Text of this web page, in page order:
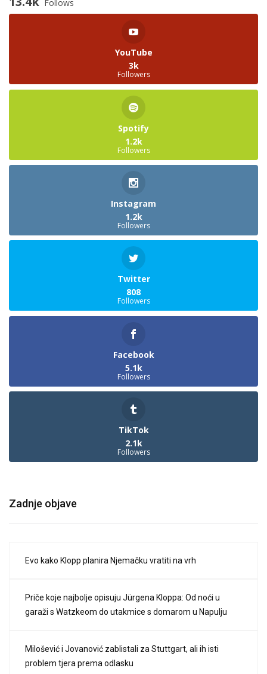
Follows
YouTube
3k
Followers
Spotify
1.2k
Followers
Instagram
1.2k
Followers
Twitter
808
Followers
Facebook
5.1k
Followers
TikTok
2.1k
Followers
Zadnje objave
Evo kako Klopp planira Njemačku vratiti na vrh
Priče koje najbolje opisuju Jürgena Kloppa: Od noći u
garaži s Watzkeom do utakmice s domarom u Napulju
Milošević i Jovanović zablistali za Stuttgart, ali ih isti
problem tjera prema odlasku